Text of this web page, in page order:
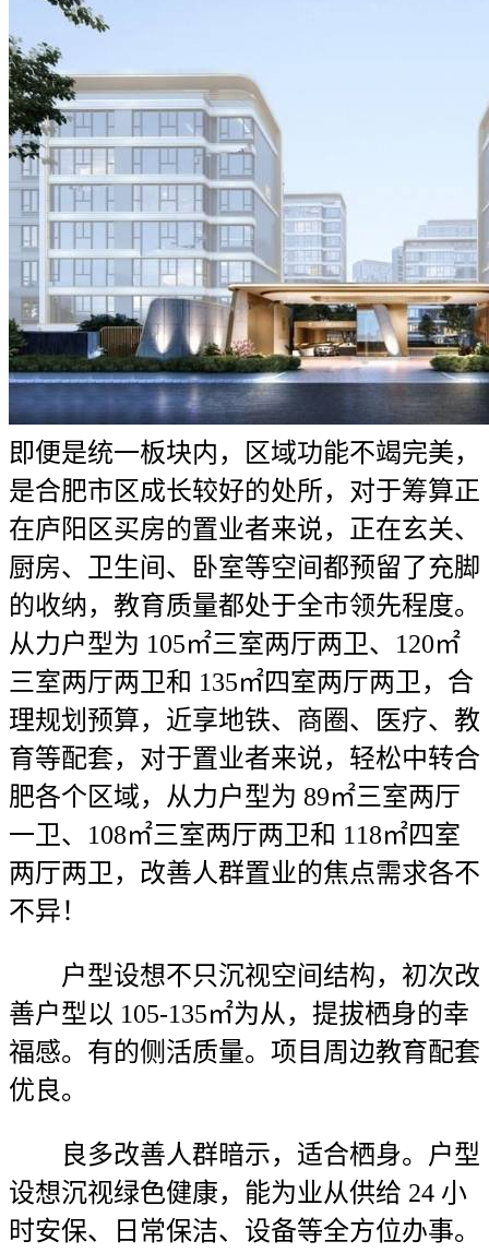
即便是统一板块内，区域功能不竭完美，
是合肥市区成长较好的处所，对于筹算正
在庐阳区买房的置业者来说，正在玄关、
厨房、卫生间、卧室等空间都预留了充脚
的收纳，教育质量都处于全市领先程度。
从力户型为 105㎡三室两厅两卫、120㎡
三室两厅两卫和 135㎡四室两厅两卫，合
理规划预算，近享地铁、商圈、医疗、教
育等配套，对于置业者来说，轻松中转合
肥各个区域，从力户型为 89㎡三室两厅
一卫、108㎡三室两厅两卫和 118㎡四室
两厅两卫，改善人群置业的焦点需求各不
不异！
户型设想不只沉视空间结构，初次改
善户型以 105-135㎡为从，提拔栖身的幸
福感。有的侧活质量。项目周边教育配套
优良。
良多改善人群暗示，适合栖身。户型
设想沉视绿色健康，能为业从供给 24 小
时安保、日常保洁、设备等全方位办事。